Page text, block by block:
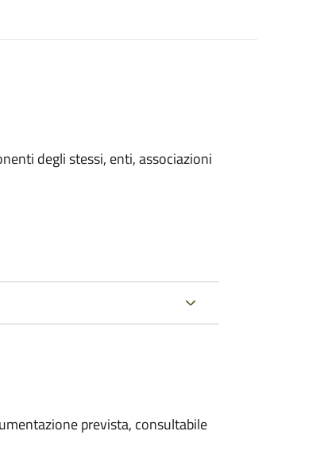
degli stessi, enti, associazioni
prevista, consultabile